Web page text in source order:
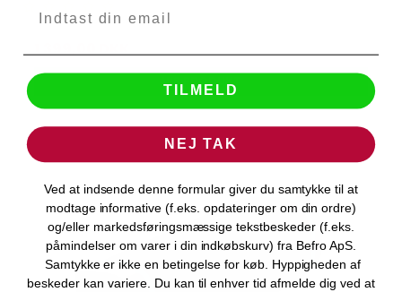
1.399,00 DKK
VIS PRODUKT
TILMELD
NEJ TAK
Ved at indsende denne formular giver du samtykke til at
modtage informative (f.eks. opdateringer om din ordre)
og/eller markedsføringsmæssige tekstbeskeder (f.eks.
påmindelser om varer i din indkøbskurv) fra Befro ApS.
Samtykke er ikke en betingelse for køb. Hyppigheden af
beskeder kan variere. Du kan til enhver tid afmelde dig ved at